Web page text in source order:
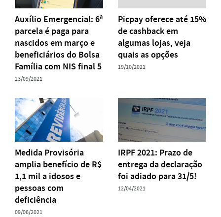
Auxílio Emergencial: 6ª
parcela é paga para
nascidos em março e
beneficiários do Bolsa
Família com NIS final 5
23/09/2021
Picpay oferece até 15%
de cashback em
algumas lojas, veja
quais as opções
19/10/2021
Medida Provisória
amplia benefício de R$
1,1 mil a idosos e
pessoas com
deficiência
09/06/2021
IRPF 2021: Prazo de
entrega da declaração
foi adiado para 31/5!
12/04/2021